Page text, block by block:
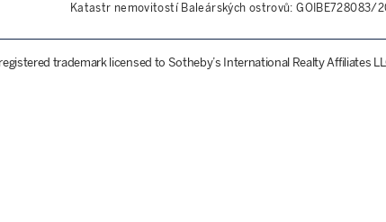
Katastr nemovitostí Baleárských ostrovů: GOIBE728083/
trademark licensed to Sotheby’s International Realty Affiliates